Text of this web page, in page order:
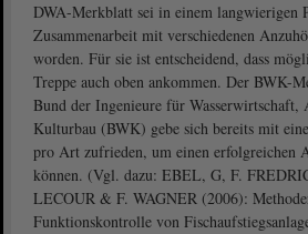
DWA-Merkblatt sei in einem langwierigen
Zusammenarbeit mit verschiedenen
worden. Für sie ist entscheidend, dass
Treppe auch oben ankommen. Der BWK-
Bund der Ingenieure für
Kulturbau (BWK) gebe sich bereits mit
pro Art zufrieden, um einen erfolgreichen
können. (Vgl. dazu: EBEL, G, F.
LECOUR & F. WAGNER (2006):
Funktionskontrolle von